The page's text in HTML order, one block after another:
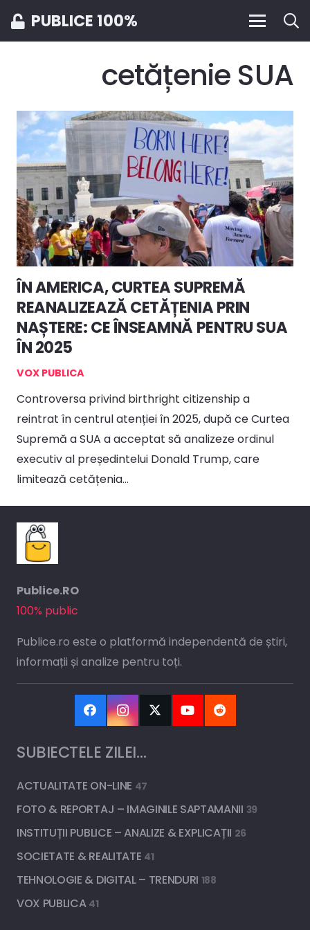
PUBLICE 100%
cetățenie SUA
ÎN AMERICA, CURTEA SUPREMĂ
REANALIZEAZĂ CETĂȚENIA PRIN
NAȘTERE: CE ÎNSEAMNĂ PENTRU SUA
ÎN 2025
VOX PUBLICA
Controversa privind birthright citizenship a
reintrat în centrul atenției în 2025, după ce Curtea
Supremă a SUA a acceptat să analizeze ordinul
executiv al președintelui Donald Trump, care
limitează cetățenia…
Publice.RO
100% public
Publice.ro este o platformă independentă de știri,
informații și analize pentru toți.
SUBIECTELE ZILEI…
ACTUALITATE ON-LINE 47
FOTO & REPORTAJ – IMAGINILE SAPTAMANII 39
INSTITUȚII PUBLICE – ANALIZE & EXPLICAȚII 26
SOCIETATE & REALITATE 41
TEHNOLOGIE & DIGITAL – TRENDURI 188
VOX PUBLICA 41